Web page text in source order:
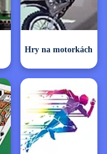
Hry na motorkách